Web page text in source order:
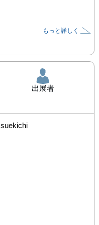
もっと詳しく
出展者
suekichi